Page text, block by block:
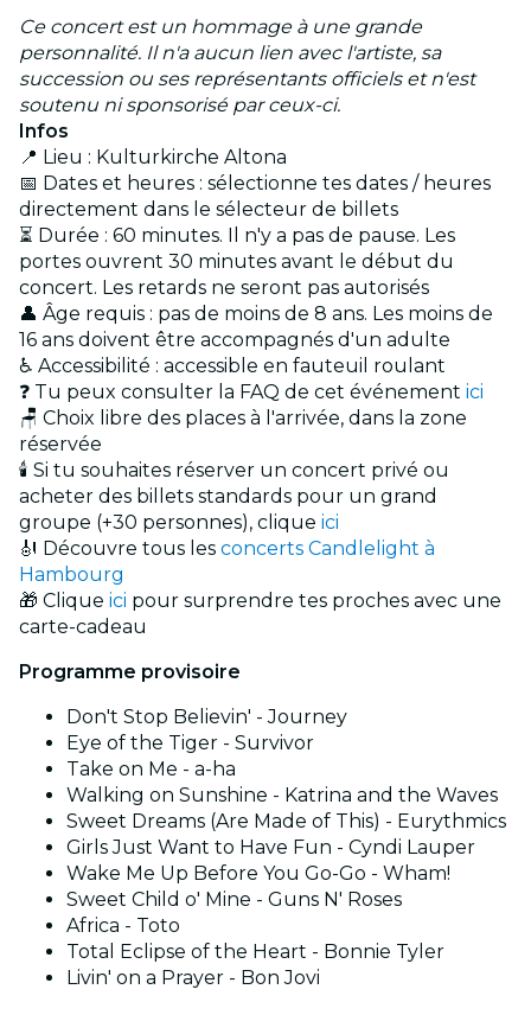
Ce concert est un hommage à une grande
personnalité. Il n'a aucun lien avec l'artiste, sa
succession ou ses représentants officiels et n'est
soutenu ni sponsorisé par ceux-ci.
Infos
📍 Lieu : Kulturkirche Altona
📅 Dates et heures : sélectionne tes dates / heures
directement dans le sélecteur de billets
⏳ Durée : 60 minutes. Il n'y a pas de pause. Les
portes ouvrent 30 minutes avant le début du
concert. Les retards ne seront pas autorisés
👤 Âge requis : pas de moins de 8 ans. Les moins de
16 ans doivent être accompagnés d'un adulte
♿ Accessibilité : accessible en fauteuil roulant
❓ Tu peux consulter la FAQ de cet événement ici
🪑 Choix libre des places à l'arrivée, dans la zone
réservée
🕯️ Si tu souhaites réserver un concert privé ou
acheter des billets standards pour un grand
groupe (+30 personnes), clique ici
🎻 Découvre tous les concerts Candlelight à
Hambourg
🎁 Clique ici pour surprendre tes proches avec une
carte-cadeau
Programme provisoire
Don't Stop Believin' - Journey
Eye of the Tiger - Survivor
Take on Me - a-ha
Walking on Sunshine - Katrina and the Waves
Sweet Dreams (Are Made of This) - Eurythmics
Girls Just Want to Have Fun - Cyndi Lauper
Wake Me Up Before You Go-Go - Wham!
Sweet Child o' Mine - Guns N' Roses
Africa - Toto
Total Eclipse of the Heart - Bonnie Tyler
Livin' on a Prayer - Bon Jovi